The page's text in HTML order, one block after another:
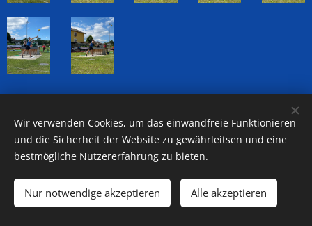
Auf Facebook teilen
Wir verwenden Cookies, um das einwandfreie Funktionieren
und die Sicherheit der Website zu gewährleitsen und eine
bestmögliche Nutzererfahrung zu bieten.
Nur notwendige akzeptieren Alle akzeptieren